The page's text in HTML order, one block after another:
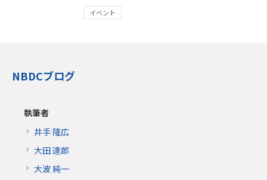
イベント
NBDCブログ
執筆者
井手 隆広
大田 達郎
大波 純一